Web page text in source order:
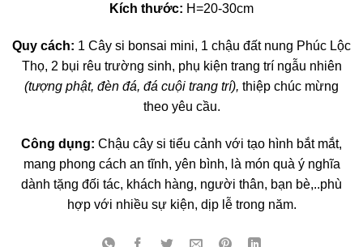
Kích thước: H=20-30cm
Quy cách: 1 Cây si bonsai mini, 1 chậu đất nung Phúc Lộc
Thọ, 2 bụi rêu trường sinh, phụ kiện trang trí ngẫu nhiên
(tượng phật, đèn đá, đá cuội trang trí), thiệp chúc mừng
theo yêu cầu.
Công dụng: Chậu cây si tiểu cảnh với tạo hình bắt mắt,
mang phong cách an tĩnh, yên bình, là món quà ý nghĩa
dành tặng đối tác, khách hàng, người thân, bạn bè,..phù
hợp với nhiều sự kiện, dịp lễ trong năm.